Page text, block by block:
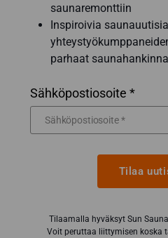
saunaremonttiin
Inspiroivia
parhaat
Sähköpostiosoite *
Tilaa
Tilaamalla hyväksyt Sun
Voit peruttaa liittymisen koska